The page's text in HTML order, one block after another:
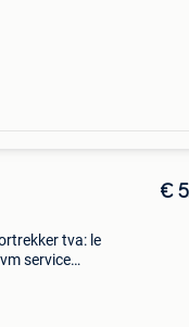
tva: le
service
€